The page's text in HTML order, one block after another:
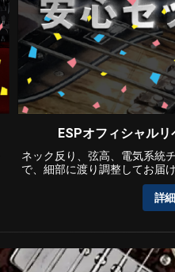
ESPオフィシャルリ
ネック反り、弦高、電気系統
で、細部に渡り調整してお届
詳